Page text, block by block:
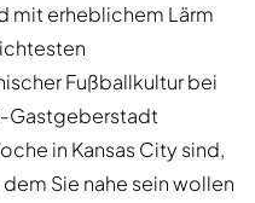
mit erheblichem Lärm
Fußballkultur bei
Gastgeberstadt
in Kansas City sind,
Sie nahe sein wollen